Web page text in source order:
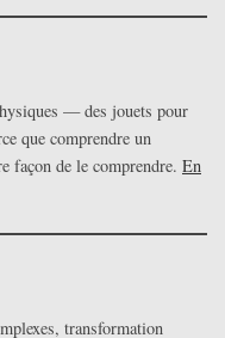
— des jouets pour
que comprendre un
façon de le comprendre. En
transformation